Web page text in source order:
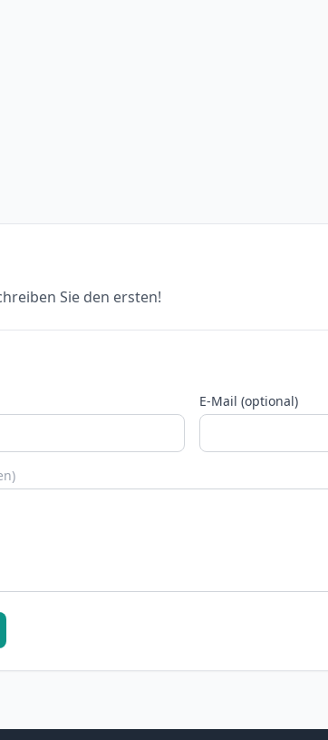
Sie den ersten!
E-Mail (optional)